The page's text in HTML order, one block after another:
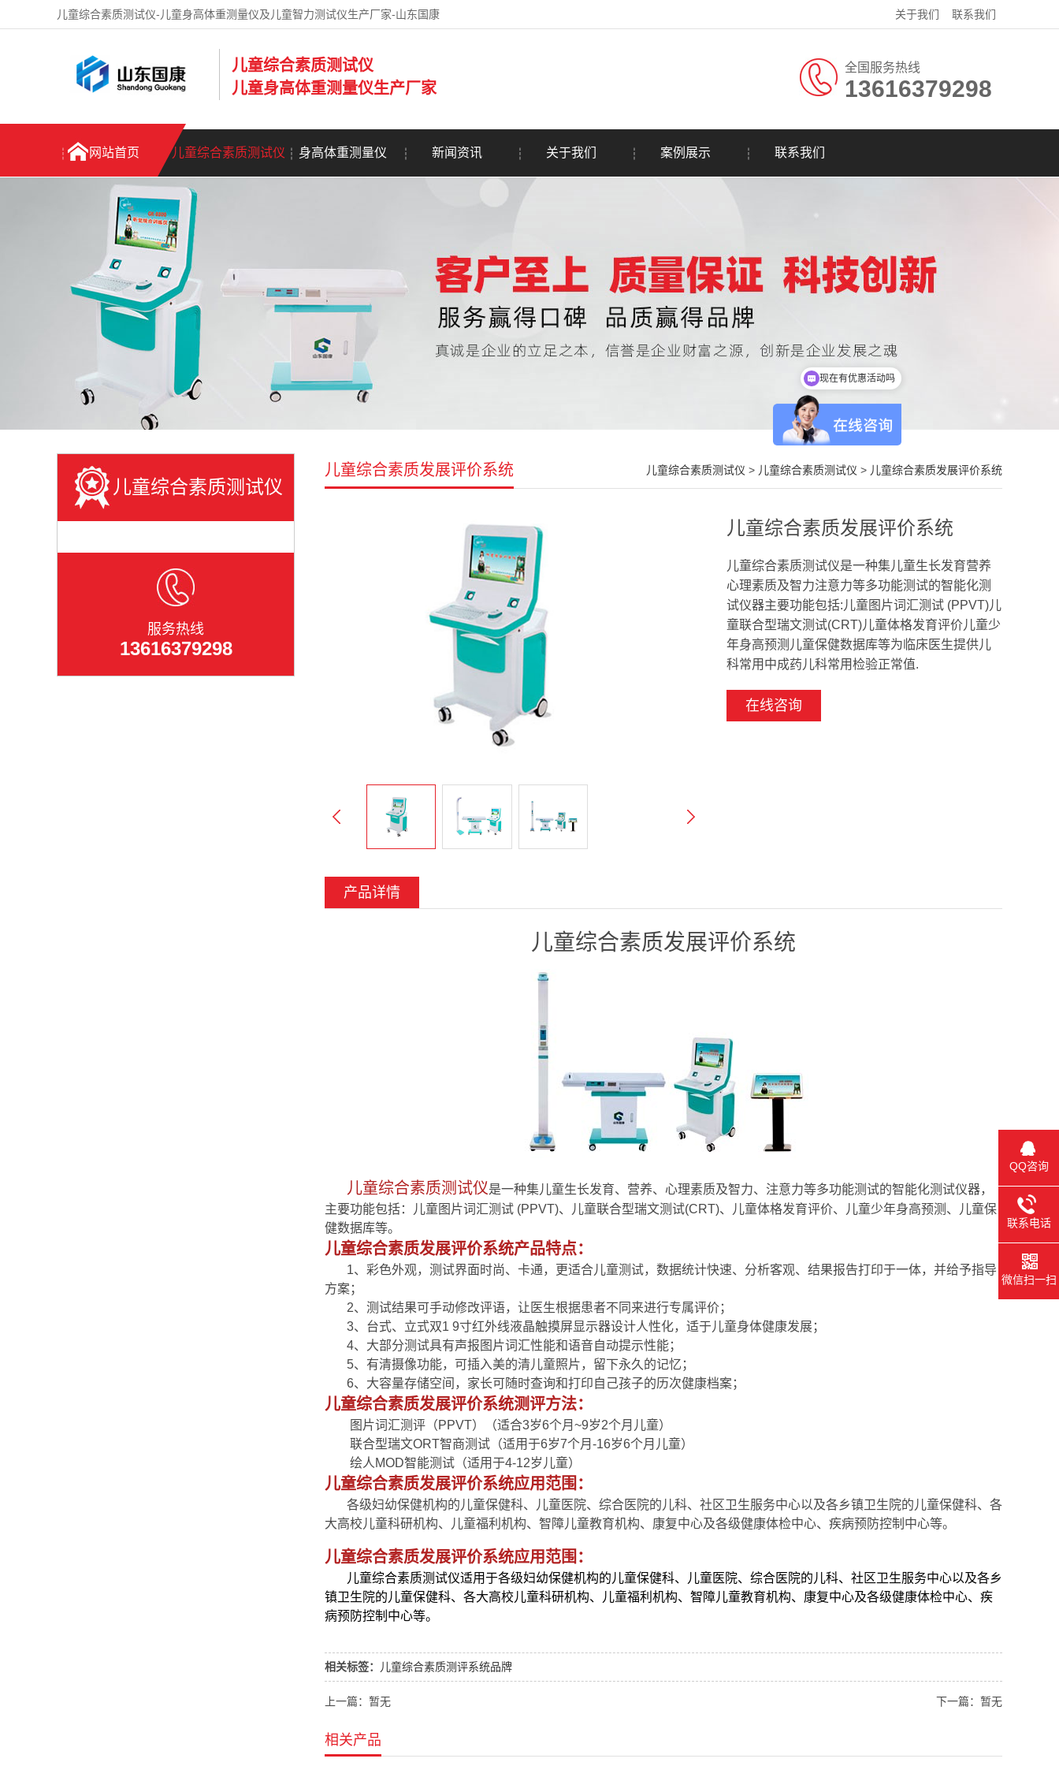
儿童综合素质测试仪-儿童身高体重测量仪及儿童智力测试仪生产厂家-山东国康 关于我们 联系我们
儿童综合素质测试仪
儿童身高体重测量仪生产厂家
全国服务热线
13616379298
网站首页 儿童综合素质测试仪 身高体重测量仪 新闻资讯 关于我们 案例展示 联系我们
儿童综合素质测试仪
服务热线
13616379298
儿童综合素质发展评价系统 儿童综合素质测试仪 > 儿童综合素质测试仪 > 儿童综合素质发展评价系统
儿童综合素质发展评价系统
儿童综合素质测试仪是一种集儿童生长发育营养
心理素质及智力注意力等多功能测试的智能化测
试仪器主要功能包括:儿童图片词汇测试 (PPVT)儿
童联合型瑞文测试(CRT)儿童体格发育评价儿童少
年身高预测儿童保健数据库等为临床医生提供儿
科常用中成药儿科常用检验正常值.
在线咨询
产品详情
儿童综合素质发展评价系统
儿童综合素质测试仪是一种集儿童生长发育、营养、心理素质及智力、注意力等多功能测试的智能化测试仪器，
主要功能包括：儿童图片词汇测试 (PPVT)、儿童联合型瑞文测试(CRT)、儿童体格发育评价、儿童少年身高预测、儿童保
健数据库等。
儿童综合素质发展评价系统产品特点：
1、彩色外观，测试界面时尚、卡通，更适合儿童测试，数据统计快速、分析客观、结果报告打印于一体，并给予指导
方案；
2、测试结果可手动修改评语，让医生根据患者不同来进行专属评价；
3、台式、立式双1 9寸红外线液晶触摸屏显示器设计人性化，适于儿童身体健康发展；
4、大部分测试具有声报图片词汇性能和语音自动提示性能；
5、有清摄像功能，可插入美的清儿童照片，留下永久的记忆；
6、大容量存储空间，家长可随时查询和打印自己孩子的历次健康档案；
儿童综合素质发展评价系统测评方法：
图片词汇测评（PPVT）（适合3岁6个月~9岁2个月儿童）
联合型瑞文ORT智商测试（适用于6岁7个月-16岁6个月儿童）
绘人MOD智能测试（适用于4-12岁儿童）
儿童综合素质发展评价系统应用范围：
各级妇幼保健机构的儿童保健科、儿童医院、综合医院的儿科、社区卫生服务中心以及各乡镇卫生院的儿童保健科、各
大高校儿童科研机构、儿童福利机构、智障儿童教育机构、康复中心及各级健康体检中心、疾病预防控制中心等。
儿童综合素质发展评价系统应用范围：
儿童综合素质测试仪适用于各级妇幼保健机构的儿童保健科、儿童医院、综合医院的儿科、社区卫生服务中心以及各乡
镇卫生院的儿童保健科、各大高校儿童科研机构、儿童福利机构、智障儿童教育机构、康复中心及各级健康体检中心、疾
病预防控制中心等。
相关标签： 儿童综合素质测评系统品牌
上一篇：暂无 下一篇：暂无
相关产品
QQ咨询
联系电话
微信扫一扫
现在有优惠活动吗